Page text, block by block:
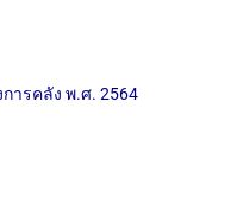
ารคลัง พ.ศ. 2564